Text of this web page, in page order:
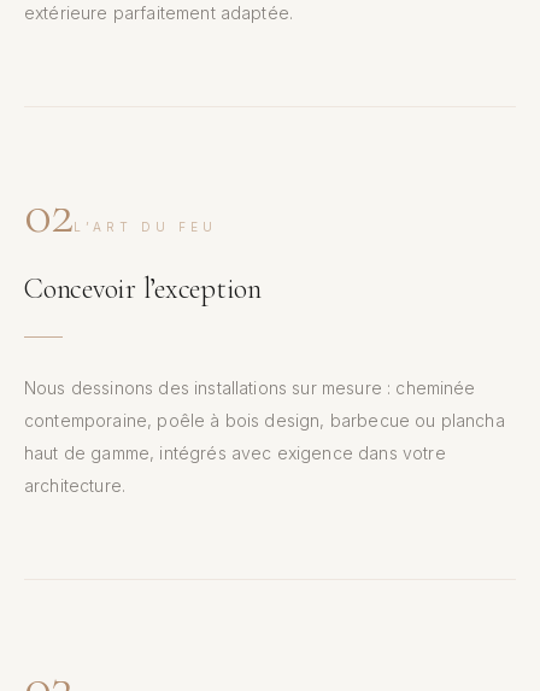
extérieure parfaitement adaptée.
02 L’ART DU FEU
Concevoir l’exception
Nous dessinons des installations sur mesure : cheminée
contemporaine, poêle à bois design, barbecue ou plancha
haut de gamme, intégrés avec exigence dans votre
architecture.